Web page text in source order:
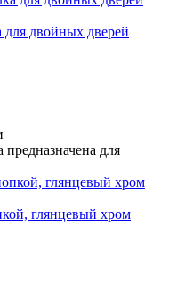
для двойных дверей
для
глянцевый хром